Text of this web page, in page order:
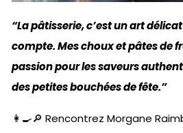
“La pâtisserie, c’est un art
compte. Mes choux et pâtes de
passion pour les saveurs
des petites bouchées de fête.”
👩‍🍳🔎 Rencontrez Morgane